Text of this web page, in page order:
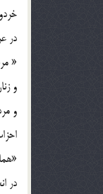
در
«
و
و
در